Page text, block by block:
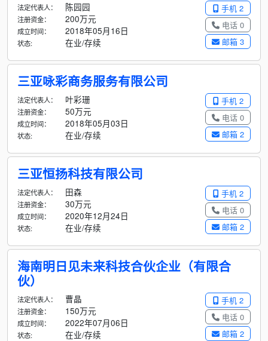
手机 2
电话 0
邮箱 3
法定代表人： 陈园园
注册资金： 200万元
成立时间： 2018年05月16日
状态: 在业/存续
三亚咏彩商务服务有限公司
手机 2
电话 0
邮箱 2
法定代表人： 叶彩珊
注册资金： 50万元
成立时间： 2018年05月03日
状态: 在业/存续
三亚恒扬科技有限公司
手机 2
电话 0
邮箱 2
法定代表人： 田森
注册资金： 30万元
成立时间： 2020年12月24日
状态: 在业/存续
海南明日见未来科技合伙企业（有限合
伙）
手机 2
电话 0
邮箱 2
法定代表人： 曹晶
注册资金： 150万元
成立时间： 2022年07月06日
状态: 在业/存续